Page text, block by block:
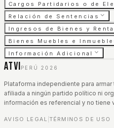
Cargos Partidarios o de
Relación de Sentencias
Ingresos de Bienes y
Bienes Muebles e
Información Adicional
ATVI PERÚ 2026
Plataforma independiente para
afiliada a ningún partido político ni
información es referencial y no tiene
AVISO LEGAL TÉRMINOS DE USO